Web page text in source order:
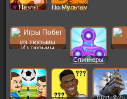
Пазлы По Мультам
Из тюрьмы
Спиннеры